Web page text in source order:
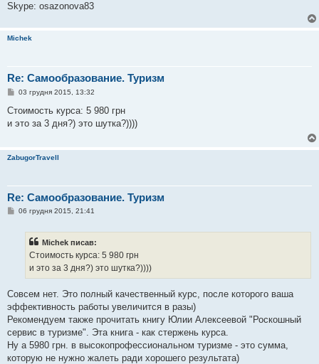
Skype: osazonova83
Michek
Re: Самообразование. Туризм
П
в
д
л
е
я
03 грудня 2015, 13:32
Стоимость курса: 5 980 грн
и это за 3 дня?) это шутка?))))
ZabugorTravell
Re: Самообразование. Туризм
П
н
я
06 грудня 2015, 21:41
Michek писав:
Стоимость курса: 5 980 грн
и это за 3 дня?) это шутка?))))
Совсем нет. Это полный качественный курс, после которого ваша
эффективность работы увеличится в разы)
Рекомендуем также прочитать книгу Юлии Алексеевой "Роскошный
сервис в туризме". Эта книга - как стержень курса.
Ну а 5980 грн. в высокопрофессиональном туризме - это сумма,
которую не нужно жалеть ради хорошего результата)